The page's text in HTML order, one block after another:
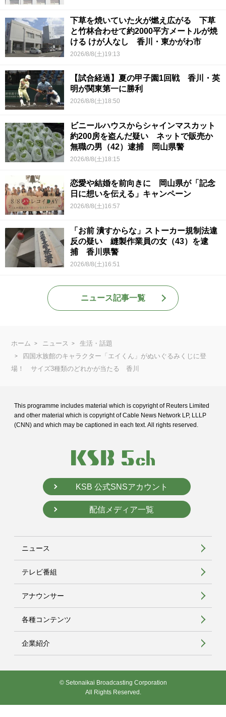
下草を焼いていた火が燃え広がる 下草
と竹林合わせて約2000平方メートルが焼
ける けが人なし 香川・東かがわ市
2026/8/8(土)19:13
【試合経過】夏の甲子園1回戦 香川・英
明が関東第一に勝利
2026/8/8(土)18:50
ビニールハウスからシャインマスカット
約200房を盗んだ疑い ネットで販売か
無職の男（42）逮捕 岡山県警
2026/8/8(土)18:15
恋愛や結婚を前向きに 岡山県が「記念
日に想いを伝える」キャンペーン
2026/8/8(土)16:57
「お前 潰すからな」ストーカー規制法違
反の疑い 縫製作業員の女（43）を逮
捕 香川県警
2026/8/8(土)16:51
ニュース記事一覧
ホーム ニュース
生活・話題
四国水族館のキャラクター「エイくん」がぬいぐるみくじに登
場！ サイズ3種類のどれかが当たる 香川
This programme includes material which is copyright of Reuters Limited
and other material which is copyright of Cable News Network LP, LLLP
(CNN) and which may be captioned in each text. All rights reserved.
KSB 公式SNSアカウント
配信メディア一覧
ニュース
テレビ番組
アナウンサー
各種コンテンツ
企業紹介
© Setonaikai Broadcasting Corporation
All Rights Reserved.